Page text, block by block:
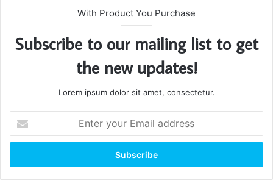
With Product You Purchase
Subscribe to our mailing list to get
the new updates!
Lorem ipsum dolor sit amet, consectetur.
your
Email